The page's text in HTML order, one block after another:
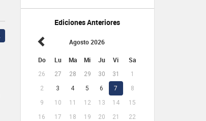
Ediciones Anteriores
Agosto 2026
Do Lu Ma Mi Ju Vi Sa
26 27 28 29 30 31
1
2
3 4 5 6 7
8
9
10 11 12 13 14
15
16
17 18 19 20 21
22